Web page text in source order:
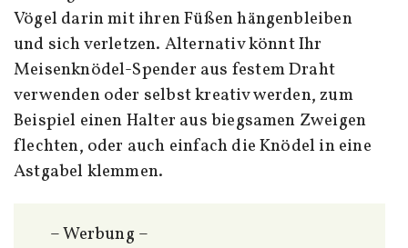
Vögel darin mit ihren Füßen hängenbleiben
und sich verletzen. Alternativ könnt Ihr
Meisenknödel-Spender aus festem Draht
verwenden oder selbst kreativ werden, zum
Beispiel einen Halter aus biegsamen Zweigen
flechten, oder auch einfach die Knödel in eine
Astgabel klemmen.
– Werbung –